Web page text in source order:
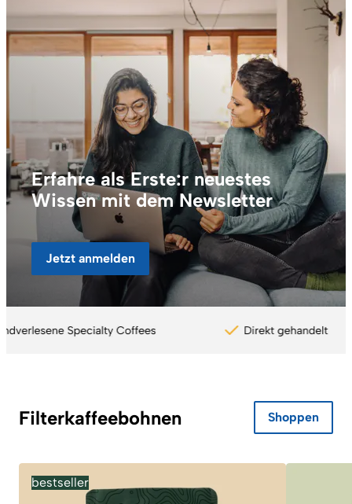
Erfahre als Erste:r neuestes
Wissen mit dem Newsletter
Jetzt anmelden
Coffee Circle - Vorteile
Filterkaffeebohnen Shoppen
bestseller